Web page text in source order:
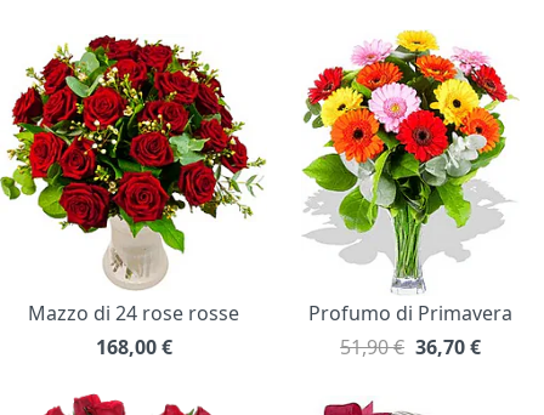
Mazzo di 24 rose rosse
168,00 €
Profumo di Primavera
51,90 € 36,70€